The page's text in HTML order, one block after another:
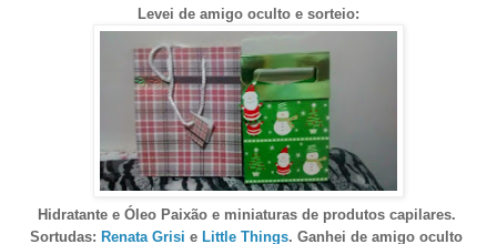
Levei de amigo oculto e sorteio:
Hidratante e Óleo Paixãoe miniaturas de produtos capilares.
Sortudas: Renata Grisi e Little Things. Ganhei de amigo oculto